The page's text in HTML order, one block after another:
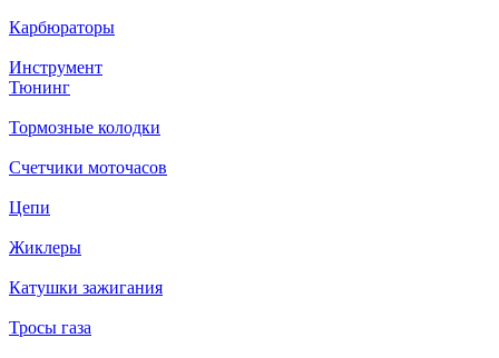
Карбюраторы
Инструмент
Тюнинг
Тормозные колодки
Счетчики моточасов
Цепи
Жиклеры
Катушки зажигания
Тросы газа